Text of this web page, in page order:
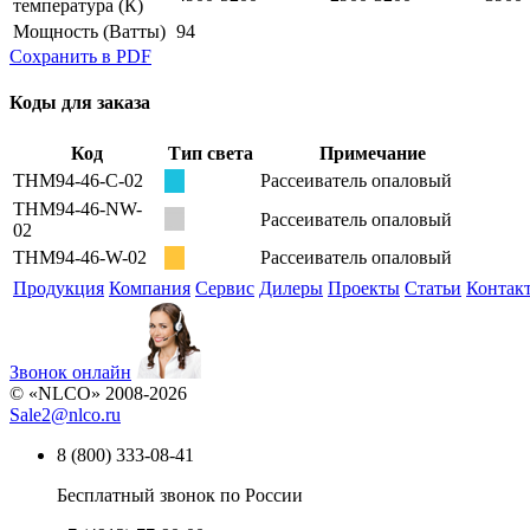
температура (К)
Мощность (Ватты) 94
Сохранить в PDF
Коды для заказа
Код Тип света
Примечание
THM94-46-С-02
Рассеиватель опаловый
THM94-46-NW-
02
Рассеиватель опаловый
THM94-46-W-02
Рассеиватель опаловый
Продукция Компания Сервис Дилеры Проекты Статьи
Звонок онлайн
© «NLCO» 2008-2026
Sale2@nlco.ru
8 (800) 333-08-41
Бесплатный звонок по России